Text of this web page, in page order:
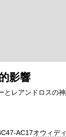
影響
とレアンドロスの
AC17オウィデ